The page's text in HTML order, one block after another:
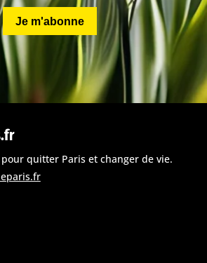
Je m'abonne
quitter Paris et changer de vie.